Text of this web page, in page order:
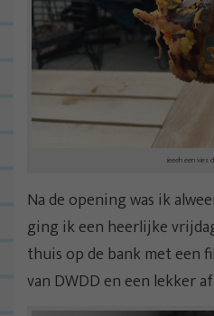
ieeeh een vies
Na de opening was ik
ging ik een heerlijke
thuis op de bank met een
van DWDD en een lekker